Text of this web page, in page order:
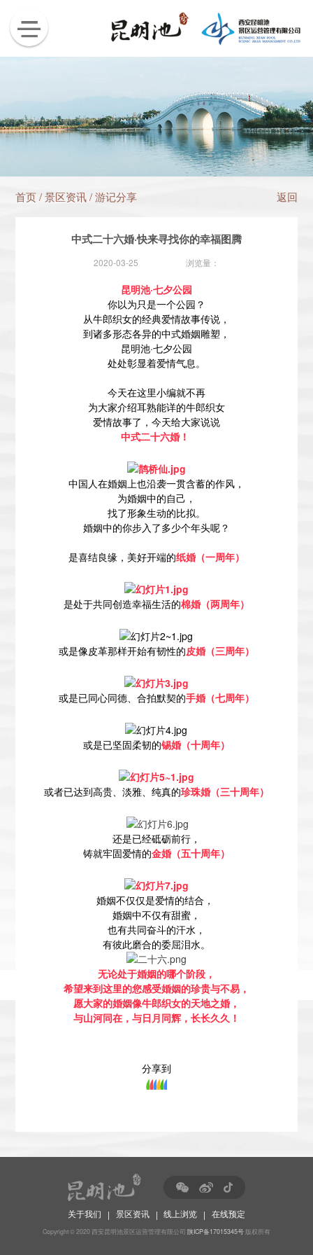
首页/景区资讯/游记分享 返回
中式二十六婚·快来寻找你的幸福图腾
2020-03-25 浏览量：
昆明池·七夕公园
你以为只是一个公园？
从牛郎织女的经典爱情故事传说，
到诸多形态各异的中式婚姻雕塑，
昆明池·七夕公园
处处彰显着爱情气息。
今天在这里小编就不再
为大家介绍耳熟能详的牛郎织女
爱情故事了，今天给大家说说
中式二十六婚！
中国人在婚姻上也沿袭一贯含蓄的作风，
为婚姻中的自己，
找了形象生动的比拟。
婚姻中的你步入了多少个年头呢？
是喜结良缘，美好开端的纸婚（一周年）
是处于共同创造幸福生活的棉婚（两周年）
或是像皮革那样开始有韧性的皮婚（三周年）
或是已同心同德、合拍默契的手婚（七周年）
或是已坚固柔韧的锡婚（十周年）
或者已达到高贵、淡雅、纯真的珍珠婚（三十周年）
还是已经砥砺前行，
铸就牢固爱情的金婚（五十周年）
婚姻不仅仅是爱情的结合，
婚姻中不仅有甜蜜，
也有共同奋斗的汗水，
有彼此磨合的委屈泪水。
无论处于婚姻的哪个阶段，
希望来到这里的您感受婚姻的珍贵与不易，
愿大家的婚姻像牛郎织女的天地之婚，
与山河同在，与日月同辉，长长久久！
分享到
关于我们 | 景区资讯 | 线上浏览 | 在线预定
Copyright © 2020 西安昆明池景区运营管理有限公司 陕ICP备17015345号 版权所有